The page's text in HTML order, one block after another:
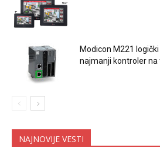
Modicon M221
najmanji kontroler na
NAJNOVIJE VESTI